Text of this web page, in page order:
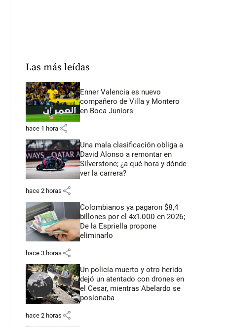
Las más leídas
Enner Valencia es nuevo
compañero de Villa y Montero
en Boca Juniors
hace 1 hora share
Una mala clasificación obliga a
David Alonso a remontar en
Silverstone; ¿a qué hora y dónde
ver la carrera?
hace 2 horas share
Colombianos ya pagaron $8,4
billones por el 4x1.000 en 2026;
De la Espriella propone
eliminarlo
hace 3 horas share
Un policía muerto y otro herido
dejó un atentado con drones en
el Cesar, mientras Abelardo se
posionaba
hace 2 horas share